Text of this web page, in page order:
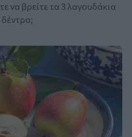
να βρείτε τα 3 λαγουδάκια